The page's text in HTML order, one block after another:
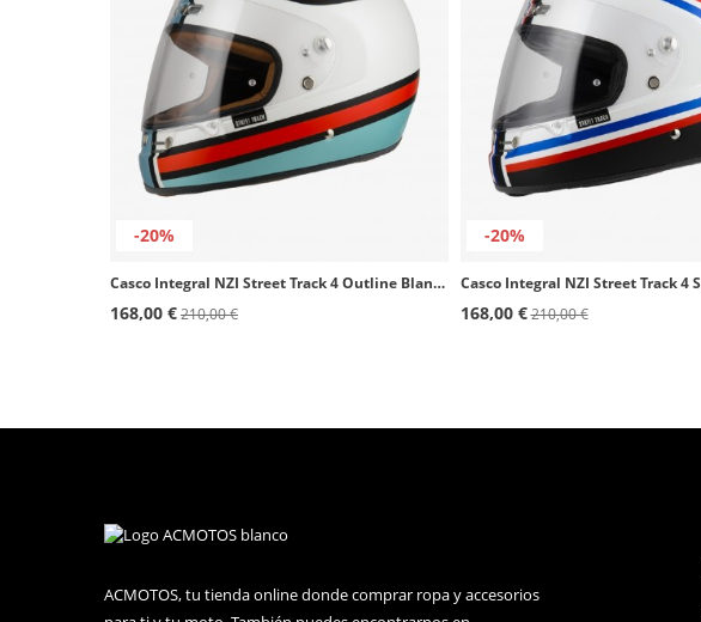
-20%
Casco Integral NZI Street Track 4 Outline Blanco y azul mate
168,00 €210,00 €
-20%
168,00 €210,00 €
ACMOTOS, tu tienda online donde comprar ropa y accesorios